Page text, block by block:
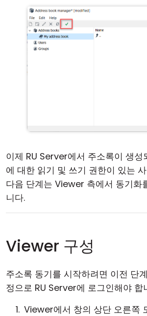
이제 RU Server에서 주소록이 생성
에 대한 읽기 및 쓰기 권한이 있는
다음 단계는 Viewer 측에서 동기화
니다.
Viewer 구성
주소록 동기를 시작하려면 이전 단
정으로 RU Server에 로그인해야 합
Viewer에서 창의 상단 오른쪽